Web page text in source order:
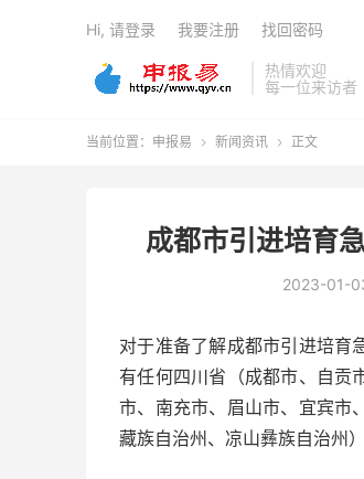
热情欢迎
每一位来访者
Hi, 请登录 我要注册 找回密码
当前位置： 申报易  新闻资讯  正文
成都市引进培育
2023-01-
对于准备了解成都市引进培育
有任何四川省（成都市、自贡
市、南充市、眉山市、宜宾市
藏族自治州、凉山彝族自治州